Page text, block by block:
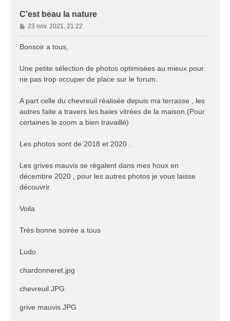
C'est beau la nature
M
e
s
g
e
23 nov. 2021, 21:22
Bonsoir a tous,
Une petite sélection de photos optimisées au mieux pour
ne pas trop occuper de place sur le forum.
A part celle du chevreuil réalisée depuis ma terrasse , les
autres faite a travers les baies vitrées de la maison.(Pour
certaines le zoom a bien travaillé)
Les photos sont de 2018 et 2020 .
Les grives mauvis se régalent dans mes houx en
décembre 2020 , pour les autres photos je vous laisse
découvrir.
Voila
Très bonne soirée a tous
Ludo
chardonneret.jpg
chevreuil.JPG
grive mauvis.JPG